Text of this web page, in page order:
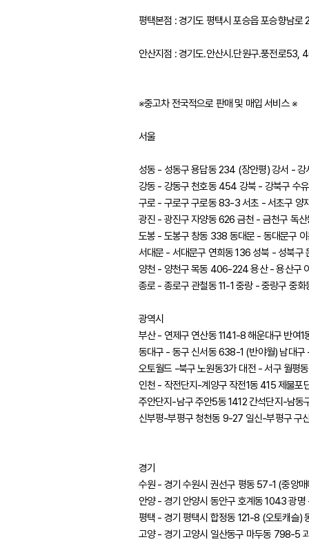
평택본점 : 경기도 평택시 포승읍 포승향남로
안산지점 : 경기도.안산시.단원구.풍전로53,
※중고차 전국적으로 판매 및 매입 서비스 ※
서울
성동 - 성동구 용답동 234 (장안평) 강서 -
강동 - 강동구 천호동 454 강북 - 강북구 수
구로 - 구로구 구로동 83-3 서초 - 서초구 양
광진 - 광진구 자양동 626 금천 - 금천구 독
도봉 - 도봉구 창동 338 동대문 - 동대문구
서대문 - 서대문구 연희동 136 성북 - 성북
양천 - 양천구 목동 406-224 용산 - 용산구
종로 - 종로구 관철동 11-1 중랑 - 중랑구 중
광역시
부산 - 연제구 연산동 1141-8 해운대구 반여
동대구 - 동구 신서동 638-1 (반야월) 남대
오토월드 -북구 노원동3가 대전 - 서구 월평
인천 - 작전단지-계양구 작전1동 415 제물
주안단지-남구 주안5동 1412 간석단지-남
신부평-부평구 청천동 9-27 일신-부평구 구
경기
수원 - 경기 수원시 권선구 평동 57-1 (중앙
안양 - 경기 안양시 동안구 호계동 1043 광
평택 - 경기 평택시 합정동 121-8 (오토캐슬
고양 - 경기 고양시 일산동구 마두동 798-5